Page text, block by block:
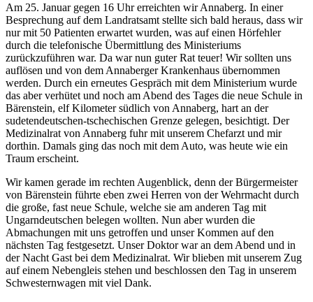
Am 25. Januar gegen 16 Uhr erreichten wir Annaberg. In einer
Besprechung auf dem Landratsamt stellte sich bald heraus, dass wir
nur mit 50 Patienten erwartet wurden, was auf einen Hörfehler
durch die telefonische Übermittlung des Ministeriums
zurückzuführen war. Da war nun guter Rat teuer! Wir sollten uns
auflösen und von dem Annaberger Krankenhaus übernommen
werden. Durch ein erneutes Gespräch mit dem Ministerium wurde
das aber verhütet und noch am Abend des Tages die neue Schule in
Bärenstein, elf Kilometer südlich von Annaberg, hart an der
sudetendeutschen-tschechischen Grenze gelegen, besichtigt. Der
Medizinalrat von Annaberg fuhr mit unserem Chefarzt und mir
dorthin. Damals ging das noch mit dem Auto, was heute wie ein
Traum erscheint.
Wir kamen gerade im rechten Augenblick, denn der Bürgermeister
von Bärenstein führte eben zwei Herren von der Wehrmacht durch
die große, fast neue Schule, welche sie am anderen Tag mit
Ungarndeutschen belegen wollten. Nun aber wurden die
Abmachungen mit uns getroffen und unser Kommen auf den
nächsten Tag festgesetzt. Unser Doktor war an dem Abend und in
der Nacht Gast bei dem Medizinalrat. Wir blieben mit unserem Zug
auf einem Nebengleis stehen und beschlossen den Tag in unserem
Schwesternwagen mit viel Dank.